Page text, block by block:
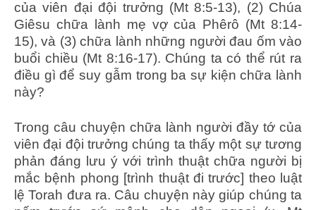
của viên đại đội trưởng (Mt 8:5-13), (2) Chúa
Giêsu chữa lành mẹ vợ của Phêrô (Mt 8:14-
15), và (3) chữa lành những người đau ốm vào
buổi chiều (Mt 8:16-17). Chúng ta có thể rút ra
điều gì để suy gẫm trong ba sự kiện chữa lành
này?
Trong câu chuyện chữa lành người đầy tớ của
viên đại đội trưởng chúng ta thấy một sự tương
phản đáng lưu ý với trình thuật chữa người bị
mắc bệnh phong [trình thuật đi trước] theo luật
lệ Torah đưa ra. Câu chuyện này giúp chúng ta